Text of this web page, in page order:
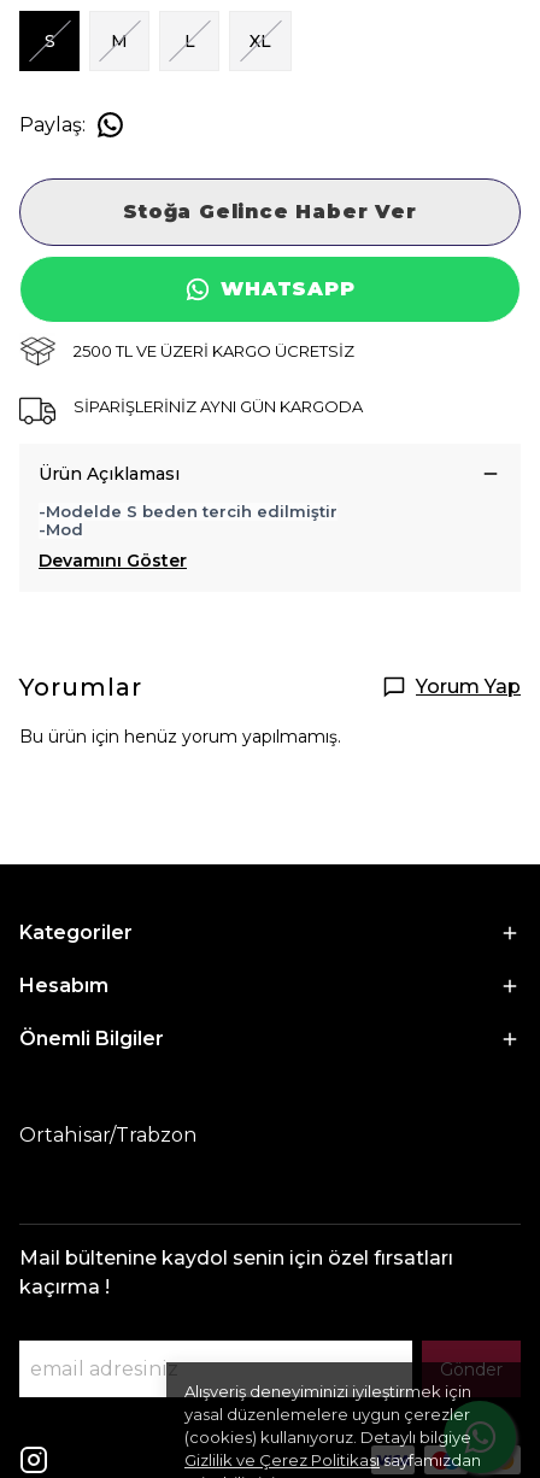
Alışveriş deneyiminizi iyileştirmek için
yasal düzenlemelere uygun çerezler
(cookies) kullanıyoruz. Detaylı bilgiye
Gizlilik ve Çerez Politikasısayfamızdan
S M L XL
Paylaş:
Stoğa Gelince Haber Ver
WHATSAPP
2500 TL VE ÜZERİ KARGO ÜCRETSİZ
SİPARİŞLERİNİZ AYNI GÜN KARGODA
Ürün Açıklaması
-Modelde S beden tercih edilmiştir
-Mod
Devamını Göster
Yorumlar Yorum Yap
Bu ürün için henüz yorum yapılmamış.
Kategoriler
Hesabım
Önemli Bilgiler
Ortahisar/Trabzon
Mail bültenine kaydol senin için özel fırsatları
kaçırma !
Gönder